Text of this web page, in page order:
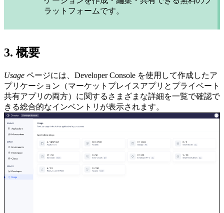
ラットフォームです。
3. 概要
Usage ページには、Developer Console を使用して作成したア
プリケーション （マーケットプレイスアプリとプライベート
共有アプリの両方） に関するさまざまな詳細を一覧で確認で
きる総合的なインベントリが表示されます。